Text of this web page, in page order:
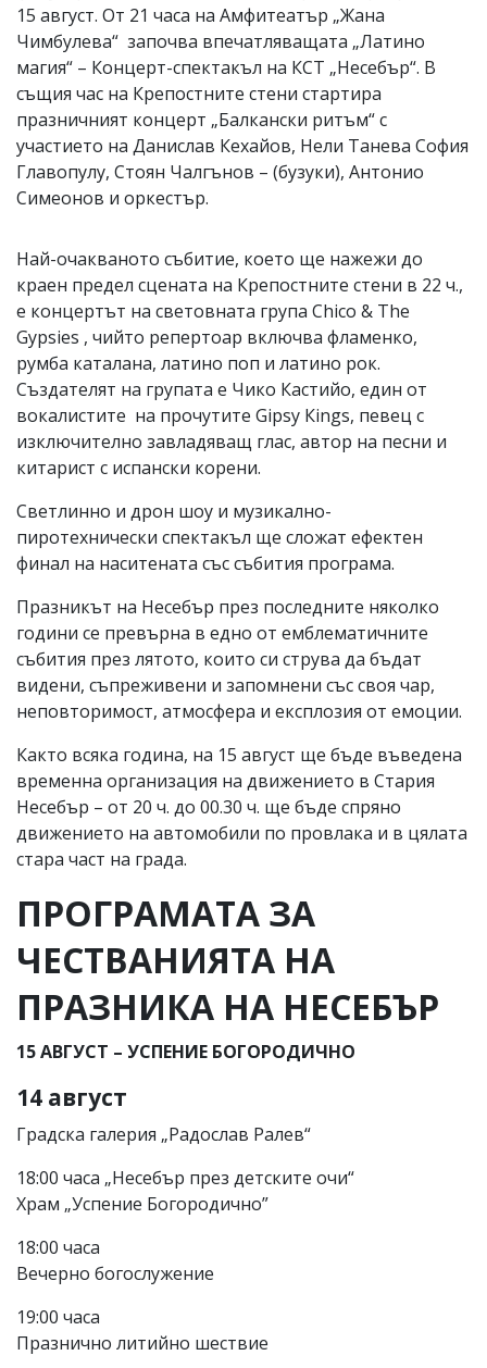
15 август. От 21 часа на Амфитеатър „Жана
Чимбулева“ започва впечатляващата „Латино
магия“ – Концерт-спектакъл на КСТ „Несебър“. В
същия час на Крепостните стени стартира
празничният концерт „Балкански ритъм“ с
участието на Данислав Кехайов, Нели Танева София
Главопулу, Стоян Чалгънов – (бузуки), Антонио
Симеонов и оркестър.
Най-очакваното събитие, което ще нажежи до
краен предел сцената на Крепостните стени в 22 ч.,
е концертът на световната група Chico & The
Gypsies , чийто репертоар включва фламенко,
румба каталана, латино поп и латино рок.
Създателят на групата е Чико Кастийо, един от
вокалистите на прочутите Gipsy Кings, певец с
изключително завладяващ глас, автор на песни и
китарист с испански корени.
Светлинно и дрон шоу и музикално-
пиротехнически спектакъл ще сложат ефектен
финал на наситената със събития програма.
Празникът на Несебър през последните няколко
години се превърна в едно от емблематичните
събития през лятото, които си струва да бъдат
видени, съпреживени и запомнени със своя чар,
неповторимост, атмосфера и експлозия от емоции.
Както всяка година, на 15 август ще бъде въведена
временна организация на движението в Стария
Несебър – от 20 ч. до 00.30 ч. ще бъде спряно
движението на автомобили по провлака и в цялата
стара част на града.
ПРОГРАМАТА ЗА
ЧЕСТВАНИЯТА НА
ПРАЗНИКА НА НЕСЕБЪР
15 АВГУСТ – УСПЕНИЕ БОГОРОДИЧНО
14 август
Градска галерия „Радослав Ралев“
18:00 часа „Несебър през детските очи“
Храм „Успение Богородично”
18:00 часа
Вечерно богослужение
19:00 часа
Празнично литийно шествие